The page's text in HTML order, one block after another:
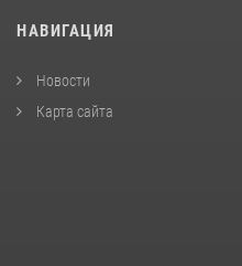
НАВИГАЦИЯ
Новости
Карта сайта